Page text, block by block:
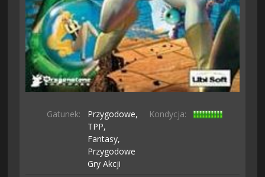
Gatunek:
Przygodowe,
TPP,
Fantasy,
Przygodowe
Gry Akcji
Kondycja: